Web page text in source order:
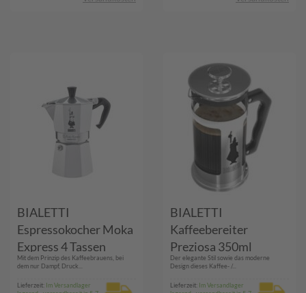
BIALETTI
Espressokocher Moka
Express 4 Tassen
Mit dem Prinzip des Kaffeebrauens, bei
dem nur Dampf, Druck...
Lieferzeit: Im Versandlager
BIALETTI
Kaffeebereiter
Preziosa 350ml
Der elegante Stil sowie das moderne
Design dieses Kaffee- /...
Lieferzeit: Im Versandlager